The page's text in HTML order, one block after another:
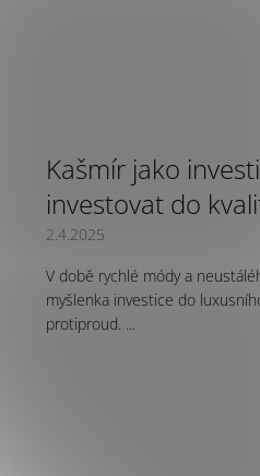
Kašmír jako
investovat do
2.4.2025
V době rychlé módy a
myšlenka investice do
protiproud. ...